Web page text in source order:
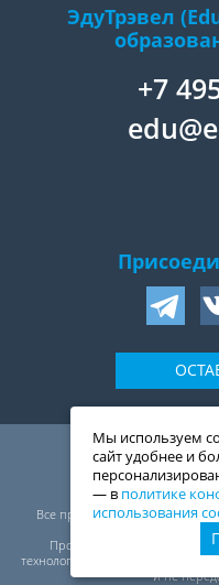
ЭдуТрэвел
+7
109044
ул.
2-й
© ООО
Все права защищены.
Проект ЭдуТрэвел
технологию «cookies».
и не
Мы используем
сайт удобнее и
— в политике
использования